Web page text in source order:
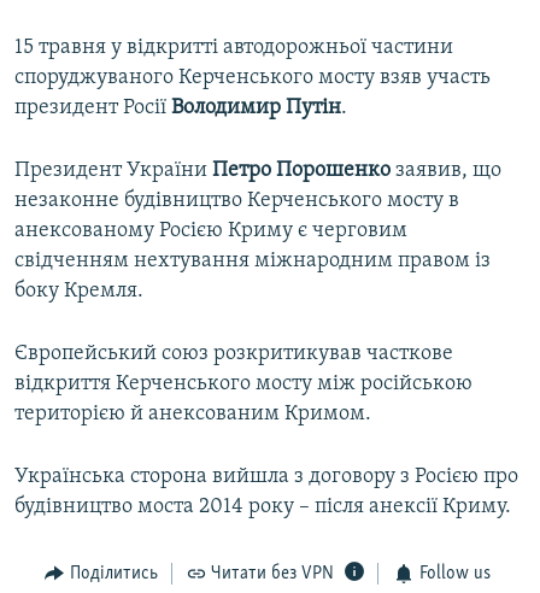
15 травня у відкритті автодорожньої частини
споруджуваного Керченського мосту взяв участь
президент Росії Володимир Путін.
Президент України Петро Порошенко заявив, що
незаконне будівництво Керченського мосту в
анексованому Росією Криму є черговим
свідченням нехтування міжнародним правом із
боку Кремля.
Європейський союз розкритикував часткове
відкриття Керченського мосту між російською
територією й анексованим Кримом.
Українська сторона вийшла з договору з Росією про
будівництво моста 2014 року – після анексії Криму.
Поділитись Читати без VPN Follow us